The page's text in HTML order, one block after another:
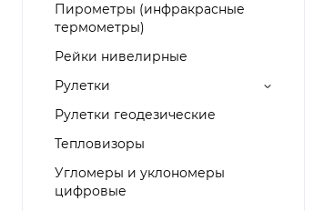
Пирометры (инфракрасные
термометры)
Рейки нивелирные
Рулетки
Рулетки геодезические
Тепловизоры
Угломеры и уклономеры
цифровые